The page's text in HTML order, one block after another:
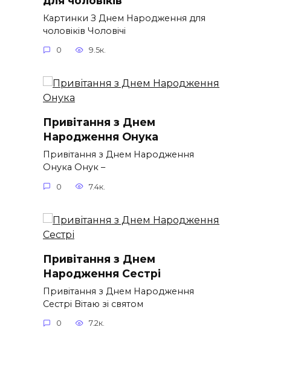
Картинки З Днем Народження для
чоловіків​ Чоловічі
0 9.5к.
Привітання з Днем
Народження Онука
Привітання з Днем Народження
Онука Онук –
0 7.4к.
Привітання з Днем
Народження Сестрі
Привітання з Днем Народження
Сестрі Вітаю зі святом
0 7.2к.